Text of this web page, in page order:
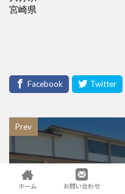
Prev
ホーム お問い合わせ